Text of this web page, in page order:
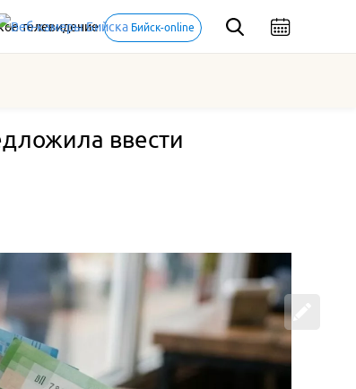
телевидение Бийск-online
ввести